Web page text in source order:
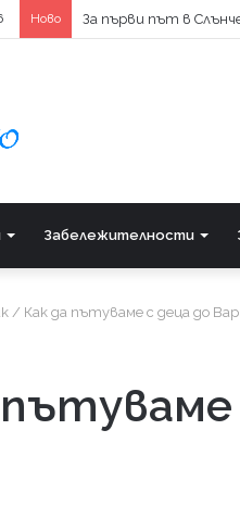
Ново За първи път в
Забележителности
/ Как да пътуваме с деца до